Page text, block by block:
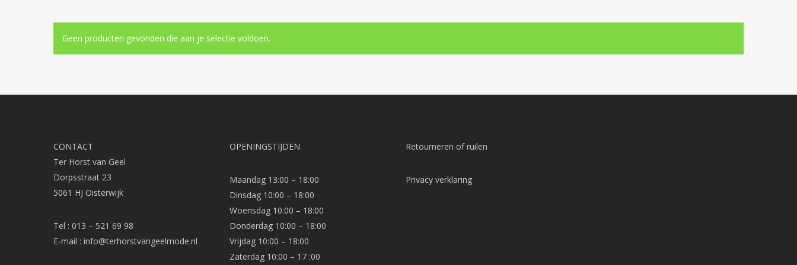
Geen producten gevonden die aan je selectie voldoen.
CONTACT
Ter Horst van Geel
Dorpsstraat 23
5061 HJ Oisterwijk
Tel : 013 – 521 69 98
E-mail : info@terhorstvangeelmode.nl
OPENINGSTIJDEN
Maandag 13:00 – 18:00
Dinsdag 10:00 – 18:00
Woensdag 10:00 – 18:00
Donderdag 10:00 – 18:00
Vrijdag 10:00 – 18:00
Zaterdag 10:00 – 17 :00
Retourneren of ruilen
Privacy verklaring